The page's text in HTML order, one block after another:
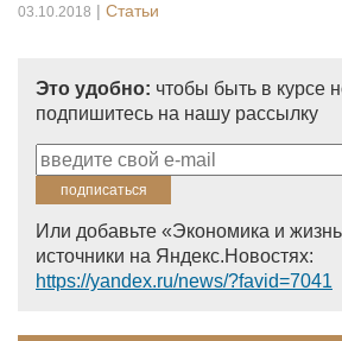
03.10.2018 | Статьи
Это удобно: чтобы быть в курсе
подпишитесь на нашу рассылку
Или добавьте «Экономика и
источники на Яндекс.Новостях:
https://yandex.ru/news/?favid=7041